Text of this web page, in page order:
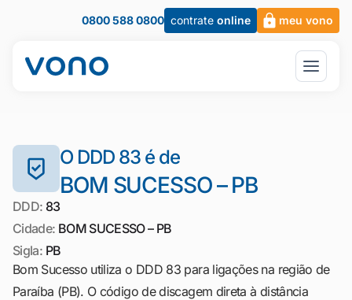
0800 588 0800 contrate online meu vono
O DDD 83 é de
BOM SUCESSO – PB
DDD: 83
Cidade: BOM SUCESSO – PB
Sigla: PB
Bom Sucesso utiliza o DDD 83 para ligações na região de
Paraíba (PB). O código de discagem direta à distância